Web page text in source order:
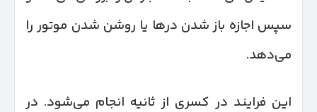
سپس اجازه باز شدن درها یا روشن شدن موتور را
می‌دهد.
این فرایند در کسری از ثانیه انجام می‌شود. در